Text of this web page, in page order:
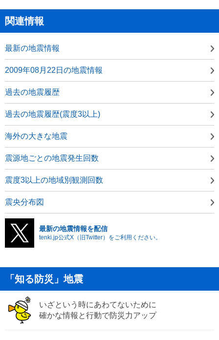
関連情報
最新の地震情報
2009年08月22日の地震情報
過去の地震履歴
過去の地震履歴(震度3以上)
海外の大きな地震
震源地ごとの地震発生回数
震度3以上の地域別観測回数
震央分布図
最新の地震情報を配信
tenki.jp公式X（旧Twitter）をご利用ください。
「知る防災」地震
いざという時にあわてないために
確かな情報と行動で防災力アップ